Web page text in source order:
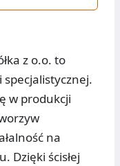
z o.o. to
w produkcji
na
Dzięki ścisłej